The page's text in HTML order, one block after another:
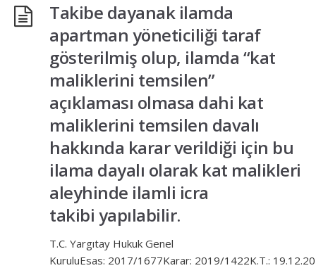
Takibe dayanak ilamda
apartman yöneticiliği taraf
gösterilmiş olup, ilamda “kat
maliklerini temsilen”
açıklaması olmasa dahi kat
maliklerini temsilen davalı
hakkında karar verildiği için bu
ilama dayalı olarak kat malikleri
aleyhinde ilamli icra
takibi yapılabilir.
T.C. Yargıtay Hukuk Genel
KuruluEsas: 2017/1677Karar: 2019/1422K.T.: